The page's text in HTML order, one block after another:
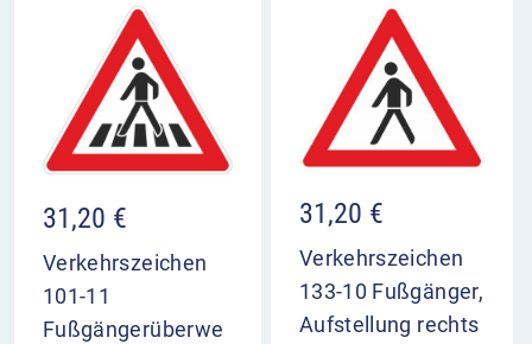
31,20 €
Verkehrszeichen
101-11
Fußgängerüberwe
31,20 €
Verkehrszeichen
133-10 Fußgänger,
Aufstellung rechts